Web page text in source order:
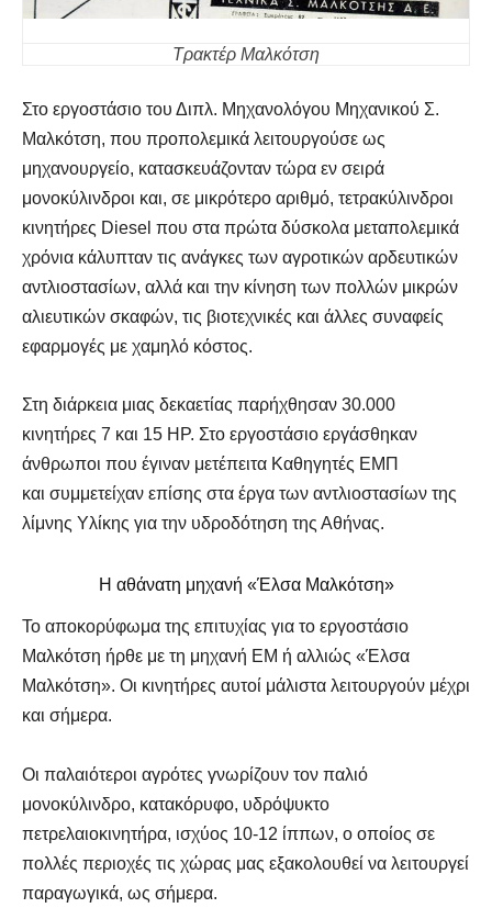
Τρακτέρ Μαλκότση
Στο εργοστάσιο του Διπλ. Μηχανολόγου Μηχανικού Σ.
Μαλκότση, που προπολεμικά λειτουργούσε ως
μηχανουργείο, κατασκευάζονταν τώρα εν σειρά
μονοκύλινδροι και, σε μικρότερο αριθμό, τετρακύλινδροι
κινητήρες Diesel που στα πρώτα δύσκολα μεταπολεμικά
χρόνια κάλυπταν τις ανάγκες των αγροτικών αρδευτικών
αντλιοστασίων, αλλά και την κίνηση των πολλών μικρών
αλιευτικών σκαφών, τις βιοτεχνικές και άλλες συναφείς
εφαρμογές με χαμηλό κόστος.
Στη διάρκεια μιας δεκαετίας παρήχθησαν 30.000
κινητήρες 7 και 15 ΗΡ. Στο εργοστάσιο εργάσθηκαν
άνθρωποι που έγιναν μετέπειτα Καθηγητές ΕΜΠ
και συμμετείχαν επίσης στα έργα των αντλιοστασίων της
λίμνης Υλίκης για την υδροδότηση της Αθήνας.
Η αθάνατη μηχανή «Έλσα Μαλκότση»
Το αποκορύφωμα της επιτυχίας για το εργοστάσιο
Μαλκότση ήρθε με τη μηχανή ΕΜ ή αλλιώς «Έλσα
Μαλκότση». Οι κινητήρες αυτοί μάλιστα λειτουργούν μέχρι
και σήμερα.
Οι παλαιότεροι αγρότες γνωρίζουν τον παλιό
μονοκύλινδρο, κατακόρυφο, υδρόψυκτο
πετρελαιοκινητήρα, ισχύος 10-12 ίππων, ο οποίος σε
πολλές περιοχές τις χώρας μας εξακολουθεί να λειτουργεί
παραγωγικά, ως σήμερα.